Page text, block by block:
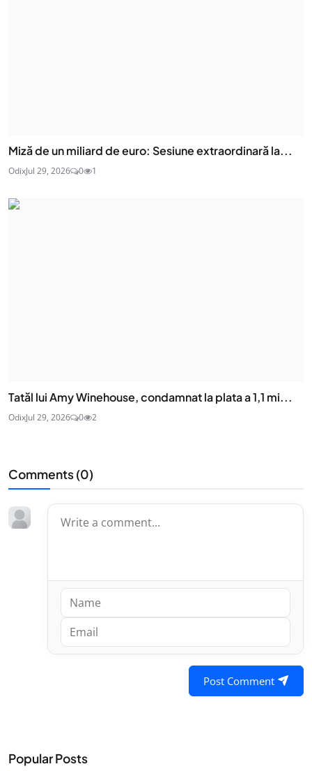
Miză de un miliard de euro: Sesiune extraordinară la...
OdixJul 29, 2026 0 1
Tatăl lui Amy Winehouse, condamnat la plata a 1,1 mi...
OdixJul 29, 2026 0 2
Comments (0)
Post Comment
Popular Posts